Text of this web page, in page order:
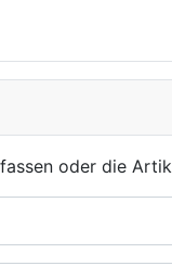
oder die